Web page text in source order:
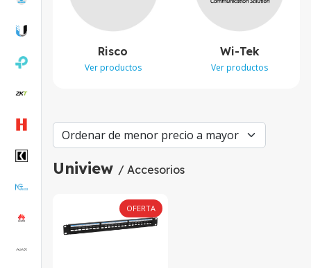
Risco
Ver productos
Wi-Tek
Ver productos
Uniview / Accesorios
OFERTA